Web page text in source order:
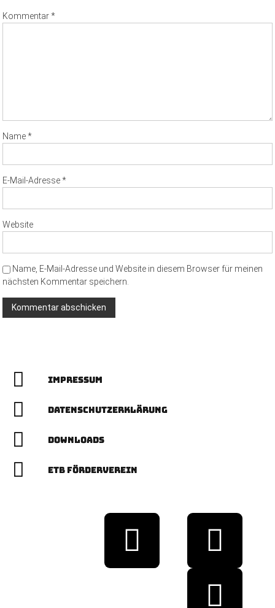
Kommentar*
Name*
E-Mail-Adresse*
Website
Name, E-Mail-Adresse und Website in diesem Browser für meinen
nächsten Kommentar speichern.
Impressum
Datenschutzerklärung
Downloads
ETB Förderverein